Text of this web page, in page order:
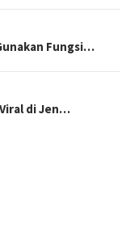
Fungsi…
di Jen…